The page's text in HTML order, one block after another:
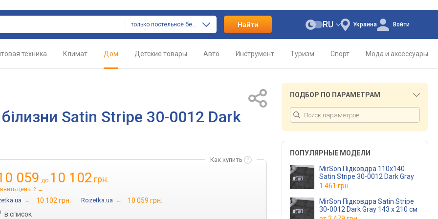
только постельное белье Найти Украина
RU Войти
техника Климат Дом Детские товары Авто Инструмент Туризм Спорт Мода и аксессуары
Satin Stripe 30-0012 Dark
Как купить
059 до 10 102 грн.
цены 2 →
→ 10 102 грн. Rozetka.ua →
10 059 грн.
в список
ПОДБОР ПО ПАРАМЕТРАМ
ПОПУЛЯРНЫЕ МОДЕЛИ
MirSon Підковдра 110х140
Satin Stripe 30-0012 Dark Gray
1 461 грн.
MirSon Підковдра Satin Stripe
30-0012 Dark Gray 143 x 210 см